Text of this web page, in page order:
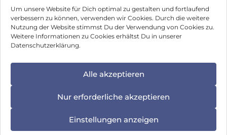
Um unsere Website für Dich optimal zu gestalten und fortlaufend
verbessern zu können, verwenden wir Cookies. Durch die weitere
Nutzung der Website stimmst Du der Verwendung von Cookies zu.
Weitere Informationen zu Cookies erhältst Du in unserer
Datenschutzerklärung.
Alle akzeptieren
Nur erforderliche akzeptieren
Einstellungen anzeigen
Impressum
Hinweis zur Batterieentsorgung
Newsletter